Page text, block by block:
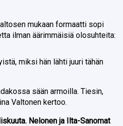
mukaan formaatti sopi
ilman äärimmäisiä olosuhteita:
miksi hän lähti juuri tähän
sään armoilla. Tiesin,
Valtonen kertoo.
Nelonen ja Ilta-Sanomat